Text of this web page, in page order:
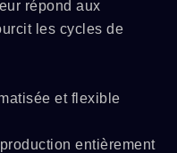
répond aux
les cycles de
et flexible
entièrement